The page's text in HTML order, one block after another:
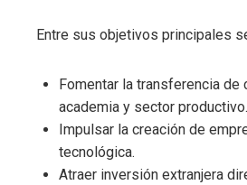
Entre sus objetivos principales
Fomentar la transferencia de
academia y sector productivo.
Impulsar la creación de
tecnológica.
Atraer inversión extranjera